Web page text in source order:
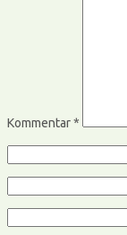
Kommentar*